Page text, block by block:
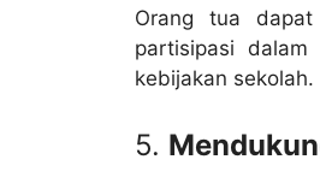
Orang tua
partisipasi dalam
kebijakan sekolah.
5.